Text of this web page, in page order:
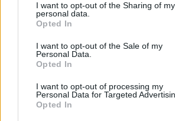
I want to opt-out of the Sharing of my
personal data.
Opted In
I want to opt-out of the Sale of my
Personal Data.
Opted In
I want to opt-out of processing my
Personal Data for Targeted
Opted In
W podobny sposób możemy
20 sierpnia 2014
monikaf lubi to.